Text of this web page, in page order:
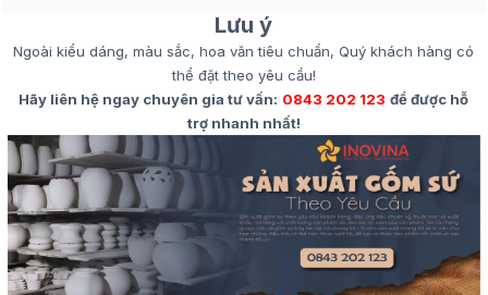
Lưu ý
Ngoài kiểu dáng, màu sắc, hoa văn tiêu chuẩn, Quý khách hàng có
thể đặt theo yêu cầu!
Hãy liên hệ ngay chuyên gia tư vấn: 0843 202 123 để được hỗ
trợ nhanh nhất!